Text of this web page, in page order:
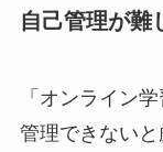
自己管理が難
「オンライン
管理できない